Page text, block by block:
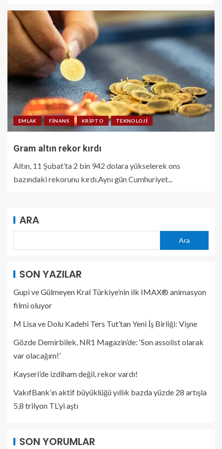
EMLAK FINANS KRIPTO TEKNOLOJI
Gram altın rekor kırdı
Altın, 11 Şubat’ta 2 bin 942 dolara yükselerek ons
bazındaki rekorunu kırdı.Aynı gün Cumhuriyet...
ARA
Ara
SON YAZILAR
Gupi ve Gülmeyen Kral Türkiye’nin ilk IMAX® animasyon
filmi oluyor
M Lisa ve Dolu Kadehi Ters Tut’tan Yeni İş Birliği: Vişne
Gözde Demirbilek, NR1 Magazin’de: ‘Son assolist olarak
var olacağım!’
Kayseri’de izdiham değil, rekor vardı!
VakıfBank’ın aktif büyüklüğü yıllık bazda yüzde 28 artışla
5,8 trilyon TL’yi aştı
SON YORUMLAR